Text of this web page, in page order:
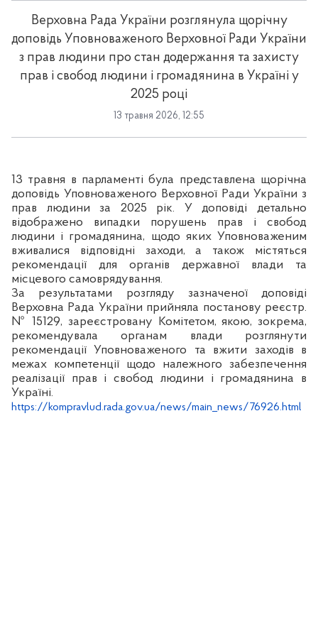
Верховна Рада України розглянула щорічну
доповідь Уповноваженого Верховної Ради України
з прав людини про стан додержання та захисту
прав і свобод людини і громадянина в Україні у
2025 році
13 травня 2026, 12:55
13 травня в парламенті була представлена щорічна
доповідь Уповноваженого Верховної Ради України з
прав людини за 2025 рік. У доповіді детально
відображено випадки порушень прав і свобод
людини і громадянина, щодо яких Уповноваженим
вживалися відповідні заходи, а також містяться
рекомендації для органів державної влади та
місцевого самоврядування.
За результатами розгляду зазначеної доповіді
Верховна Рада України прийняла постанову реєстр.
№ 15129, зареєстровану Комітетом, якою, зокрема,
рекомендувала органам влади розглянути
рекомендації Уповноваженого та вжити заходів в
межах компетенції щодо належного забезпечення
реалізації прав і свобод людини і громадянина в
Україні.
https://kompravlud.rada.gov.ua/news/main_news/76926.html